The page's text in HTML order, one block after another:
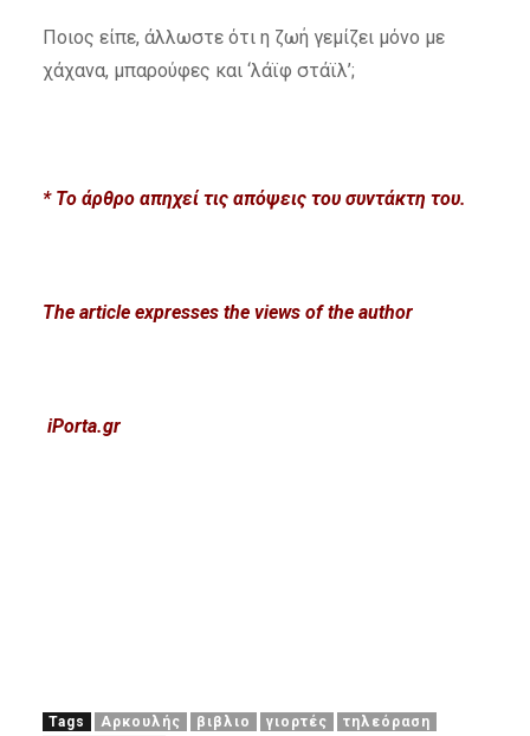
Ποιος είπε, άλλωστε ότι η ζωή γεμίζει μόνο με
χάχανα, μπαρούφες και ‘λάϊφ στάϊλ’;
* Τοάρθρο απηχεί τις απόψεις του συντάκτη του.
The article expresses the views of the author
iPorta.gr
Tags Αρκουλής βιβλιο γιορτές
τηλεόραση